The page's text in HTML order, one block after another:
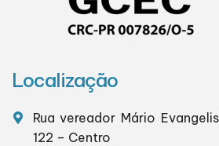
Localização
Rua vereador Mário
122 – Centro